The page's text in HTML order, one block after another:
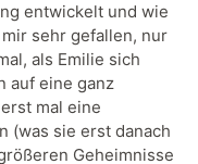
entwickelt und wie
sehr gefallen, nur
als Emilie sich
auf eine ganz
mal eine
(was sie erst danach
Geheimnisse